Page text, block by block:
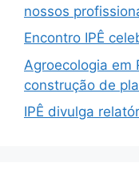
nossos
Encontro IPÊ
Agroecologia em
construção de
IPÊ divulga